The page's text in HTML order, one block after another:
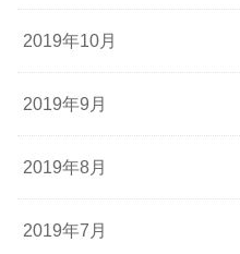
2019年10月
2019年9月
2019年8月
2019年7月